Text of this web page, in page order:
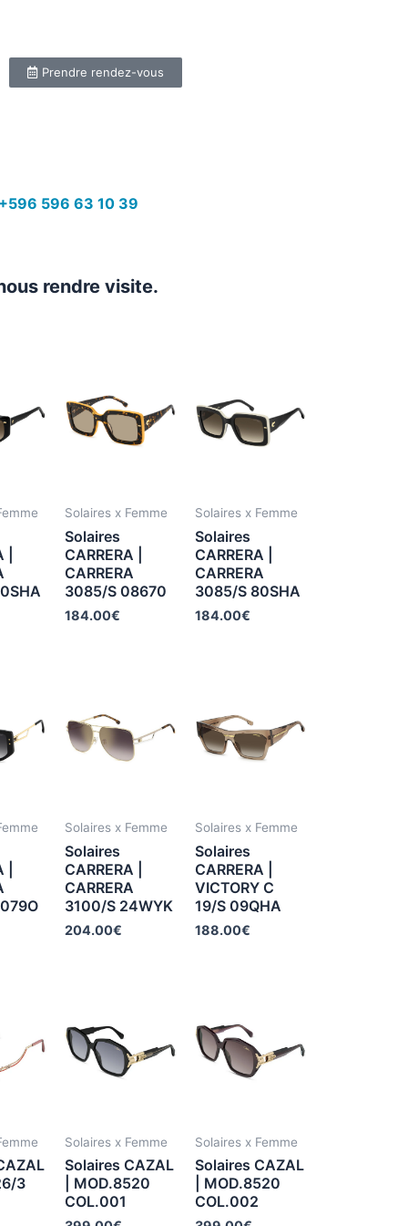
Prendre rendez-vous
596 63 10 39
rendre visite.
Solaires x Femme
Solaires
CARRERA |
CARRERA
3085/S 08670
184.00€
Solaires x Femme
Solaires
CARRERA |
CARRERA
3085/S 80SHA
184.00€
Solaires x Femme
Solaires
CARRERA |
CARRERA
3100/S 24WYK
204.00€
Solaires x Femme
Solaires
CARRERA |
VICTORY C
19/S 09QHA
188.00€
3
Solaires x Femme
Solaires CAZAL
| MOD.8520
COL.001
Solaires x Femme
Solaires CAZAL
| MOD.8520
COL.002